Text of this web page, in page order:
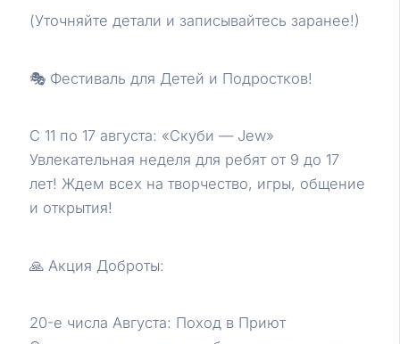
(Уточняйте детали и записывайтесь заранее!)
🎭 Фестиваль для Детей и Подростков!
С 11 по 17 августа: «Скуби — Jew»
Увлекательная неделя для ребят от 9 до 17
лет! Ждем всех на творчество, игры, общение
и открытия!
🙏 Акция Доброты:
20-е числа Августа: Поход в Приют